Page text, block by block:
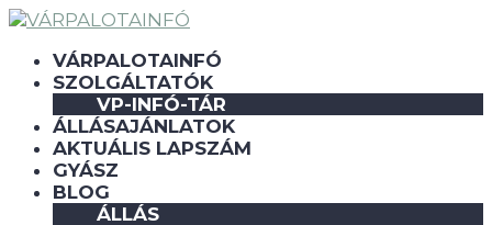
VÁRPALOTAINFÓ
SZOLGÁLTATÓK
VP-INFÓ-TÁR
ÁLLÁSAJÁNLATOK
AKTUÁLIS LAPSZÁM
GYÁSZ
BLOG
ÁLLÁS